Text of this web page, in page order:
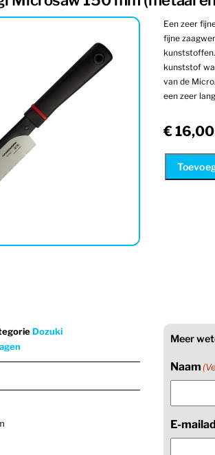
Een zeer
fijne
kunststoffen.
kunststof
van de
een zeer
€16,00
Dozuki
Meer
Naam
E-